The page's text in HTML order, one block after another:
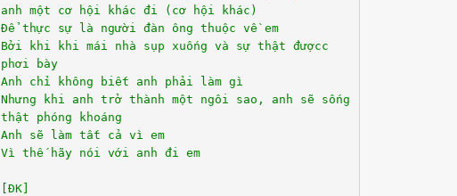
anh một cơ hội khác đi (cơ hội khác)
Để thực sự là người đàn ông thuộc về em
Bởi khi khi mái nhà sụp xuống và sự thật đượcc
phơi bày
Anh chỉ không biết anh phải làm gì
Nhưng khi anh trở thành một ngôi sao, anh sẽ sống
thật phóng khoáng
Anh sẽ làm tất cả vì em
Vì thế hãy nói với anh đi em
[ĐK]